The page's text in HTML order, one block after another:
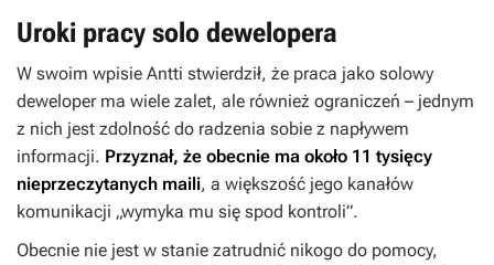
Uroki pracy solo dewelopera
W swoim wpisie Antti stwierdził, że praca jako solowy
deweloper ma wiele zalet, ale również ograniczeń – jednym
z nich jest zdolność do radzenia sobie z napływem
informacji. Przyznał, że obecnie ma około 11 tysięcy
nieprzeczytanych maili, a większość jego kanałów
komunikacji „wymyka mu się spod kontroli”.
Obecnie nie jest w stanie zatrudnić nikogo do pomocy,